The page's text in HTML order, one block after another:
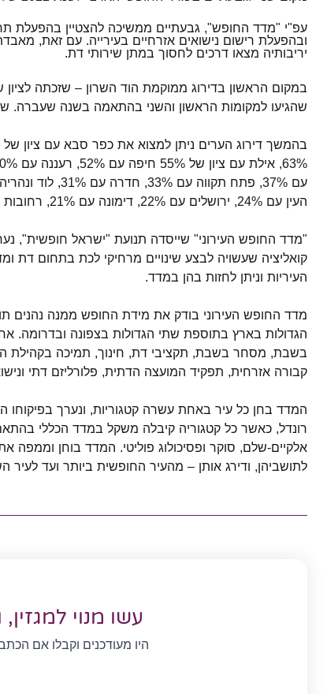
עפ"י "מדד החופש", גבעתיים ממשיכה להצטיין בהפעלת
ובהפעלת רישום נישואים אזרחיים בעירייה. עם זאת,
יריבותיה מצאו דרכים לחסוך במתן שירותי דת.
שהגיעו למקומות הראשון והשני בהתאמה בשנה שעברה. שתי הערים זכו
העין עם 24%, ירושלים עם 22%, דימונה עם 21%, רחובות עם 20% ובית שמש ורמלה עם 15%.
"מדד החופש העירוני" שייסדה תנועת "ישראל
קואליציה שעשויה לבצע שינויים מרחיקי לכת בתחום דת
העיריות וניתן לחזות בהן במדד.
הגדולות בארץ בתוספת שתי הגדולות בצפונה ובדרומה.
בשבת, מסחר בשבת, תקציבי דת, חינוך, תמיכה בקהילת
קבורה אזרחית, תפקיד המועצה הדתית, פלורליזם דתי
המדד בחן כל עיר באחת עשרה קטגוריות, ונערך
רונדל, כאשר כל קטגוריה קיבלה משקל במדד הכללי
אלקיים-שלם, סוקר ופסיכולוג פוליטי. המדד בוחן
לתושביהן, ודירג אותן – מהעיר החופשית ביותר ועד לעיר
עשו מנוי
היו מעודכנים וקבלו אם